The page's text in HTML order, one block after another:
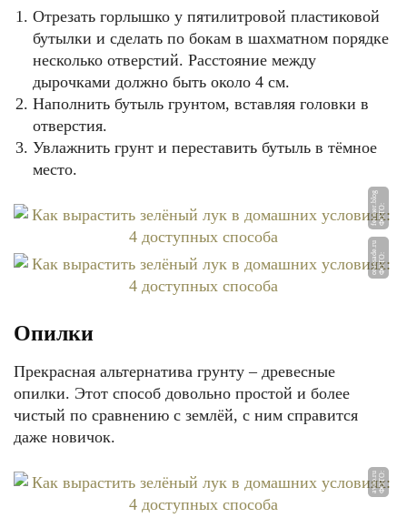
Отрезать горлышко у пятилитровой пластиковой
бутылки и сделать по бокам в шахматном порядке
несколько отверстий. Расстояние между
дырочками должно быть около 4 см.
Наполнить бутыль грунтом, вставляя головки в
отверстия.
Увлажнить грунт и переставить бутыль в тёмное
место.
Ф
О
Т
О:
f
e
r
m
e
r.
bl
o
g
Ф
О
Т
О:
o
r
a
s
s
a
d
e.
r
u
Опилки
Прекрасная альтернатива грунту – древесные
опилки. Этот способ довольно простой и более
чистый по сравнению с землёй, с ним справится
даже новичок.
Ф
О
Т
О:
a
vit
o.
r
u